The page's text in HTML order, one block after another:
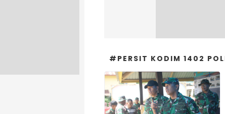
#PERSIT KODIM 1402